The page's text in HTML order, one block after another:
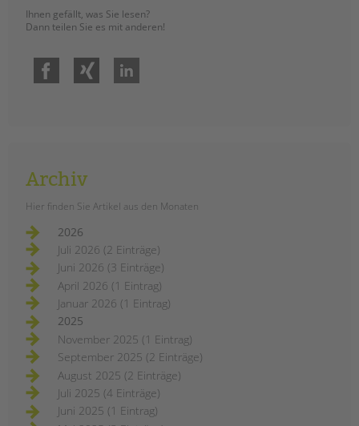
Briefe an Kai
Magazin
Intranet
Ihnen gefällt, was Sie lesen?
Dann teilen Sie es mit anderen!
Facebook
Archiv
Hier finden Sie Artikel aus den Monaten
2026
Juli 2026 (2 Einträge)
Juni 2026 (3 Einträge)
April 2026 (1 Eintrag)
Januar 2026 (1 Eintrag)
2025
November 2025 (1 Eintrag)
September 2025 (2 Einträge)
August 2025 (2 Einträge)
Juli 2025 (4 Einträge)
Juni 2025 (1 Eintrag)